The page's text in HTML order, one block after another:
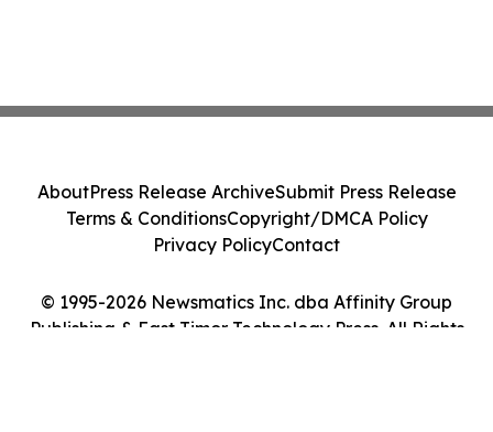
© 1995-2026 Newsmatics Inc. dba Affinity Group
Publishing & East Timor Technology Press. All Rights
AboutPress Release ArchiveSubmit Press Release
Terms & ConditionsCopyright/DMCA Policy
Privacy PolicyContact